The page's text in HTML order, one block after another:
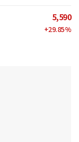
5,590
+29.85%